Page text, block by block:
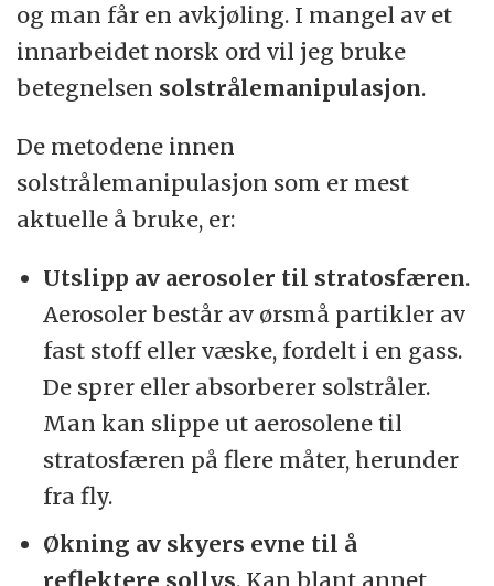
og man får en avkjøling. I mangel av et
innarbeidet norsk ord vil jeg bruke
betegnelsen solstrålemanipulasjon.
De metodene innen
solstrålemanipulasjon som er mest
aktuelle å bruke, er:
Utslipp av aerosoler til stratosfæren.
Aerosoler består av ørsmå partikler av
fast stoff eller væske, fordelt i en gass.
De sprer eller absorberer solstråler.
Man kan slippe ut aerosolene til
stratosfæren på flere måter, herunder
fra fly.
Økning av skyers evne til å
reflektere sollys. Kan blant annet